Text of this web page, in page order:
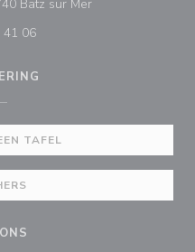
Batz sur Mer
41 06
TAFEL